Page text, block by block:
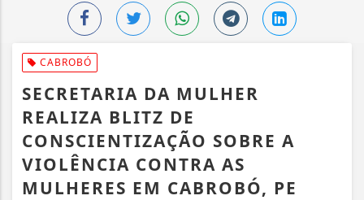
CABROBÓ
SECRETARIA DA MULHER
REALIZA BLITZ DE
CONSCIENTIZAÇÃO SOBRE A
VIOLÊNCIA CONTRA AS
MULHERES EM CABROBÓ, PE